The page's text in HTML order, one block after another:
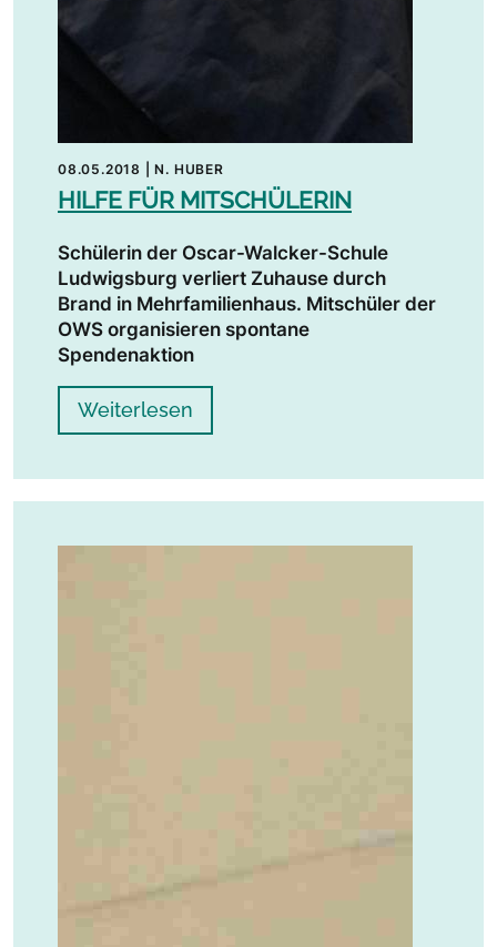
08.05.2018 |N. HUBER
HILFE FÜR MITSCHÜLERIN
Schülerin der Oscar-Walcker-Schule
Ludwigsburg verliert Zuhause durch
Brand in Mehrfamilienhaus. Mitschüler der
OWS organisieren spontane
Spendenaktion
Weiterlesen